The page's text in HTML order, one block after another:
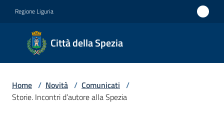
Regione Liguria
Città della Spezia
Città
della
Medaglia
Home / Novità / Comunicati /
Storie. Incontri d’autore alla Spezia